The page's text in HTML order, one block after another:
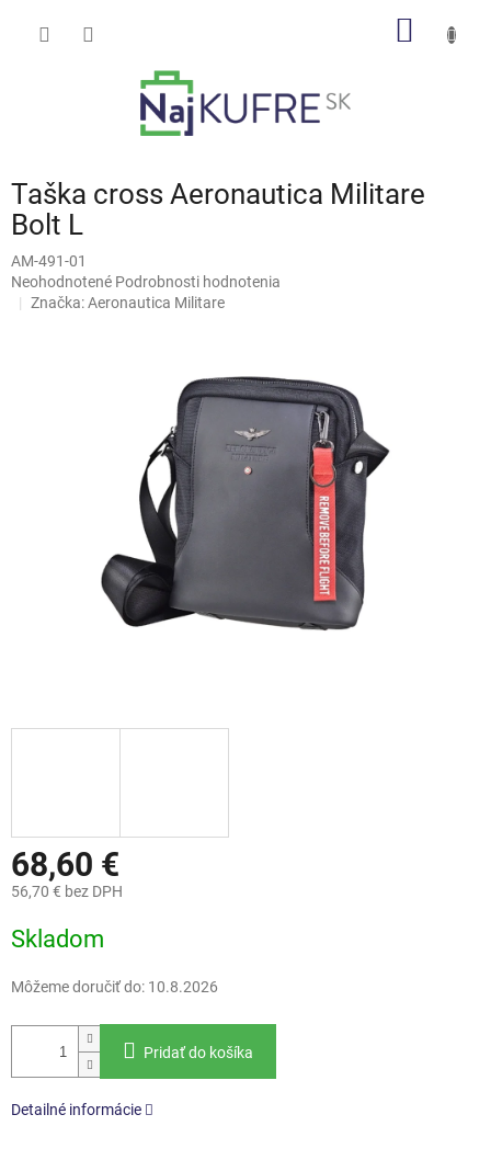
Taška cross Aeronautica Militare
Bolt L
AM-491-01
Priemerné
hodnotenie
Neohodnotené Podrobnosti hodnotenia
Značka:Aeronautica Militare
68,60 €
56,70 € bez DPH
cena:
Skladom
Môžeme doručiť do: 10.8.2026
Pridať do košíka
Detailné informácie